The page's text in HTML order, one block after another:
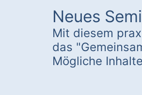
Neues
Mit diesem
das
Mögliche